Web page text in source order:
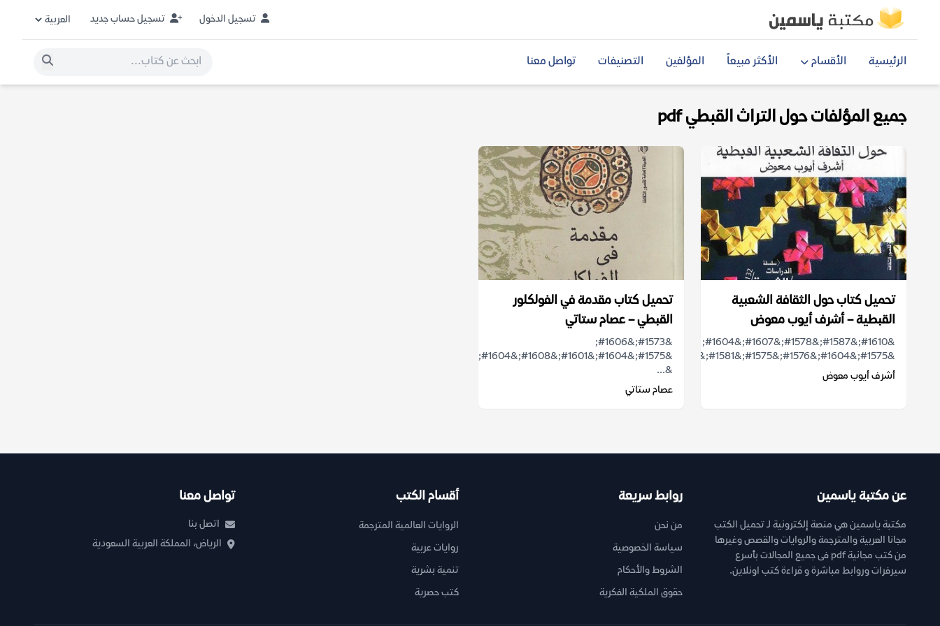
تسجيل الدخول تسجيل حساب جديد
الرئيسية الأقسام الأكثر مبيعاً المؤلفين التصنيفات تواصل معنا
جميع المؤلفات حول التراث القبطي pdf
تحميل كتاب حول الثقافة الشعبية
القبطية – أشرف أيوب معوض
&#1610;&#1587;&#1578;&#1607;&#1604;
&#1575;&#1604;&#1576;&#1575;&#1581;&#1579;&#...
أشرف أيوب معوض
تحميل كتاب مقدمة في الفولكلور
القبطي – عصام ستاتي
&#1573;&#1606;
&...
عصام ستاتي
عن مكتبة ياسمين
مكتبة ياسمين هي منصة إلكترونية لـ تحميل الكتب
مجانا العربية والمترجمة والروايات والقصص وغيرها
من كتب مجانية pdf فى جميع المجالات بأسرع
سيرفرات وروابط مباشرة و قراءة كتب اونلاين.
روابط سريعة
من نحن
سياسة الخصوصية
الشروط والأحكام
حقوق الملكية الفكرية
أقسام الكتب
الروايات العالمية المترجمة
روايات عربية
تنمية بشرية
كتب حصرية
تواصل معنا
اتصل بنا
الرياض، المملكة العربية السعودية